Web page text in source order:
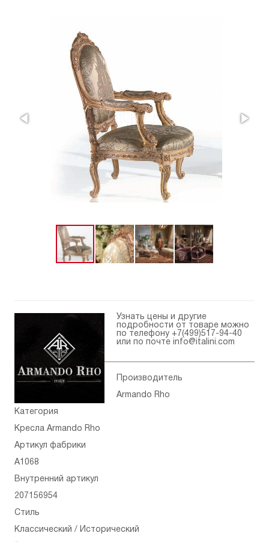
Узнать цены и другие
подробности от товаре можно
по телефону +7(499)517-94-40
или по почте
info@italini.com
Производитель
Armando Rho
Категория
Кресла Armando Rho
Артикул фабрики
A1068
Внутренний артикул
207156954
Стиль
Классический / Исторический